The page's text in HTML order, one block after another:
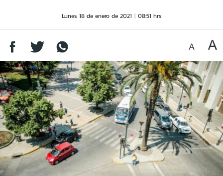
Lunes 18 de enero de 2021 08:51 hrs